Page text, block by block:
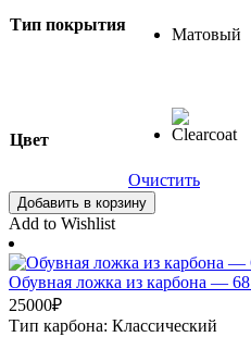
Тип покрытия
Матовый
Цвет
Очистить
Добавить в корзину
Add to Wishlist
Обувная ложка из карбона —
25000₽
Тип карбона: Классический